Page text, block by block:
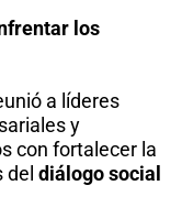
los
a líderes
y
con fortalecer la
del diálogo social